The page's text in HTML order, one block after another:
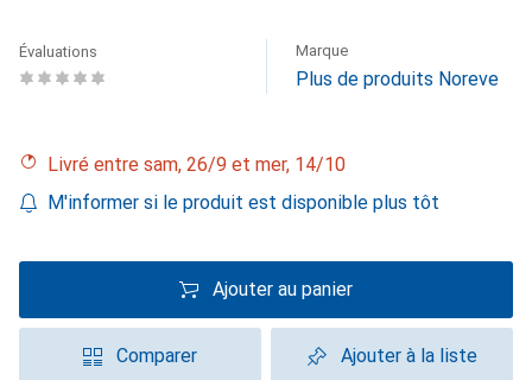
Évaluations Marque
Plus de produits Noreve
Livré entre sam, 26/9 et mer, 14/10
M'informer si le produit est disponible plus tôt
Ajouter au panier
Comparer Ajouter à la liste